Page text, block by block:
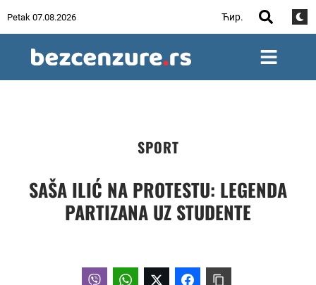
Petak 07.08.2026 Ћир.
SPORT
SAŠA ILIĆ NA PROTESTU: LEGENDA
PARTIZANA UZ STUDENTE